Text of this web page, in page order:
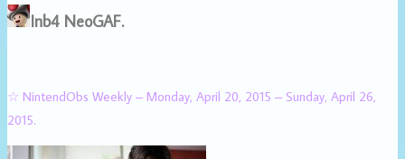
Inb4 NeoGAF.
☆ NintendObs Weekly – Monday, April 20, 2015 – Sunday, April 26,
2015.